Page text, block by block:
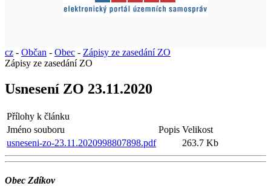
cz - Občan - Obec - Zápisy ze zasedání ZO
Zápisy ze zasedání ZO
Usnesení ZO 23.11.2020
Přílohy k článku
Jméno souboru
Popis Velikost
usneseni-zo-23.11.2020998807898.pdf
263.7 Kb
Obec Zdíkov